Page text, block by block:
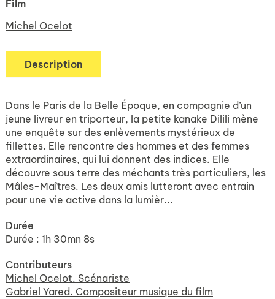
Film
Michel Ocelot
Description
Dans le Paris de la Belle Époque, en compagnie d’un
jeune livreur en triporteur, la petite kanake Dilili mène
une enquête sur des enlèvements mystérieux de
fillettes. Elle rencontre des hommes et des femmes
extraordinaires, qui lui donnent des indices. Elle
découvre sous terre des méchants très particuliers, les
Mâles-Maîtres. Les deux amis lutteront avec entrain
pour une vie active dans la lumièr...
Durée
Durée : 1h 30mn 8s
Contributeurs
Michel Ocelot. Scénariste
Gabriel Yared. Compositeur musique du film